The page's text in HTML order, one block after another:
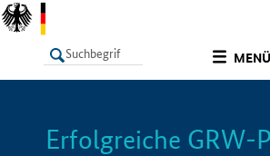
MENÜ
LISTE
Erfolgreiche GRW-